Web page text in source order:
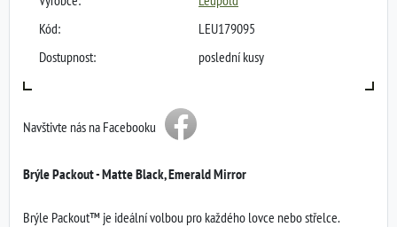
Kód:
LEU179095
Dostupnost:
poslední kusy
Navštivte nás na Facebooku
Brýle Packout - Matte Black, Emerald Mirror
Brýle Packout™ je ideální volbou pro každého lovce nebo střelce.